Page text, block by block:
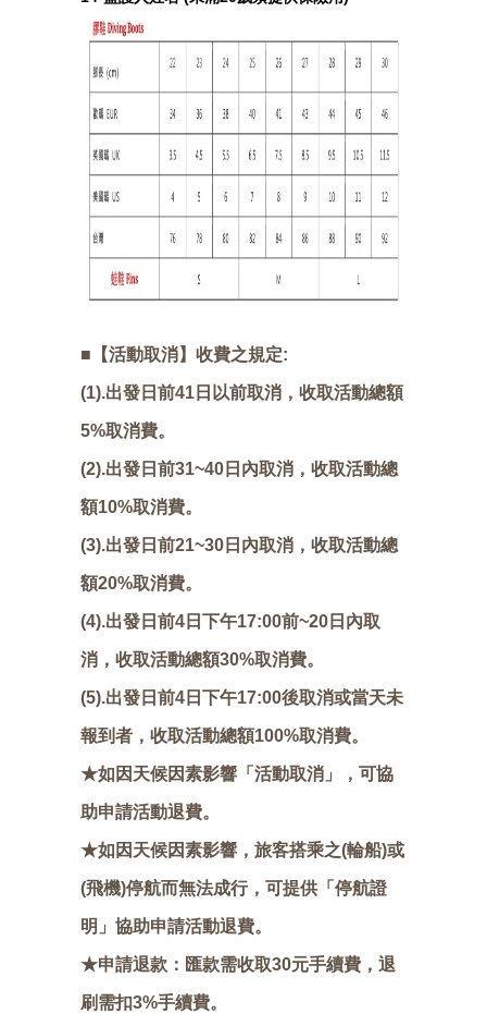
■【活動取消】收費之規定:
(1).出發日前41日以前取消，收取活動總額
5%取消費。
(2).出發日前31~40日內取消，收取活動總
額10%取消費。
(3).出發日前21~30日內取消，收取活動總
額20%取消費。
(4).出發日前4日下午17:00前~20日內取
消，收取活動總額30%取消費。
(5).出發日前4日下午17:00後取消或當天未
報到者，收取活動總額100%取消費。
★如因天候因素影響「活動取消」，可協
助申請活動退費。
★如因天候因素影響，旅客搭乘之(輪船)或
(飛機)停航而無法成行，可提供「停航證
明」協助申請活動退費。
★申請退款：匯款需收取30元手續費，退
刷需扣3%手續費。